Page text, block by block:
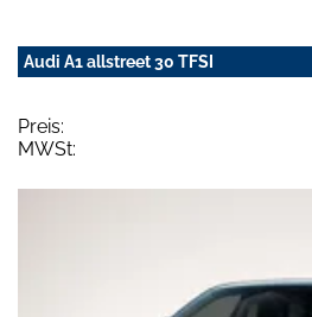
Audi A1 allstreet 30 TFSI
Preis:
MWSt: